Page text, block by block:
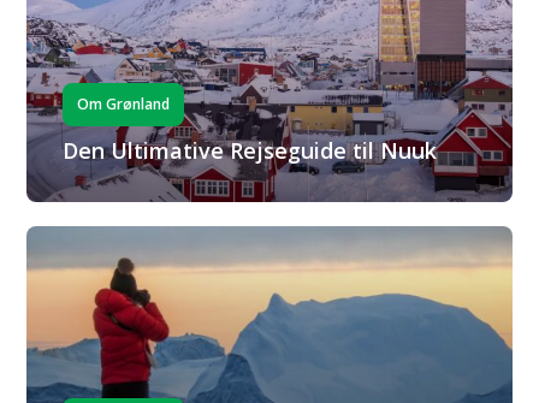
Om Grønland
Den Ultimative Rejseguide til Nuuk